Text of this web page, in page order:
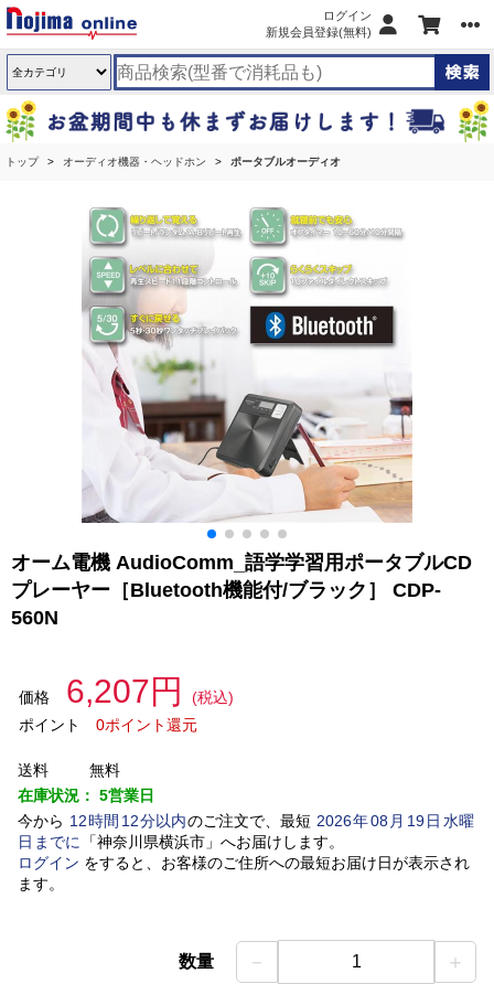
ログイン
新規会員登録(無料)
トップ オーディオ機器・ヘッドホン ポータブルオーディオ
オーム電機 AudioComm_語学学習用ポータブルCD
プレーヤー［Bluetooth機能付/ブラック］ CDP-
560N
価格 6,207円
(税込)
ポイント
0ポイント還元
送料
無料
在庫状況： 5営業日
今から 12時間 12分以内のご注文で、最短 2026年08 月 19日水曜
日 までに 「神奈川県横浜市」 へお届けします。
ログイン をすると、お客様のご住所への最短お届け日が表示され
ます。
数量 － 1 ＋